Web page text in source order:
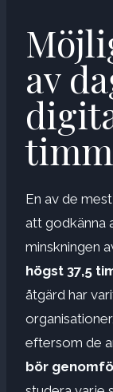
av
En av de
att godkänna
minskningen
högst 37,5
åtgärd har
eftersom de
bör